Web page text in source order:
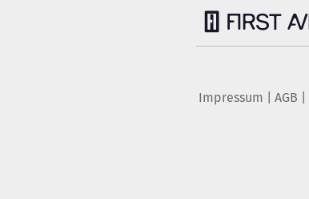
Impressum AGB